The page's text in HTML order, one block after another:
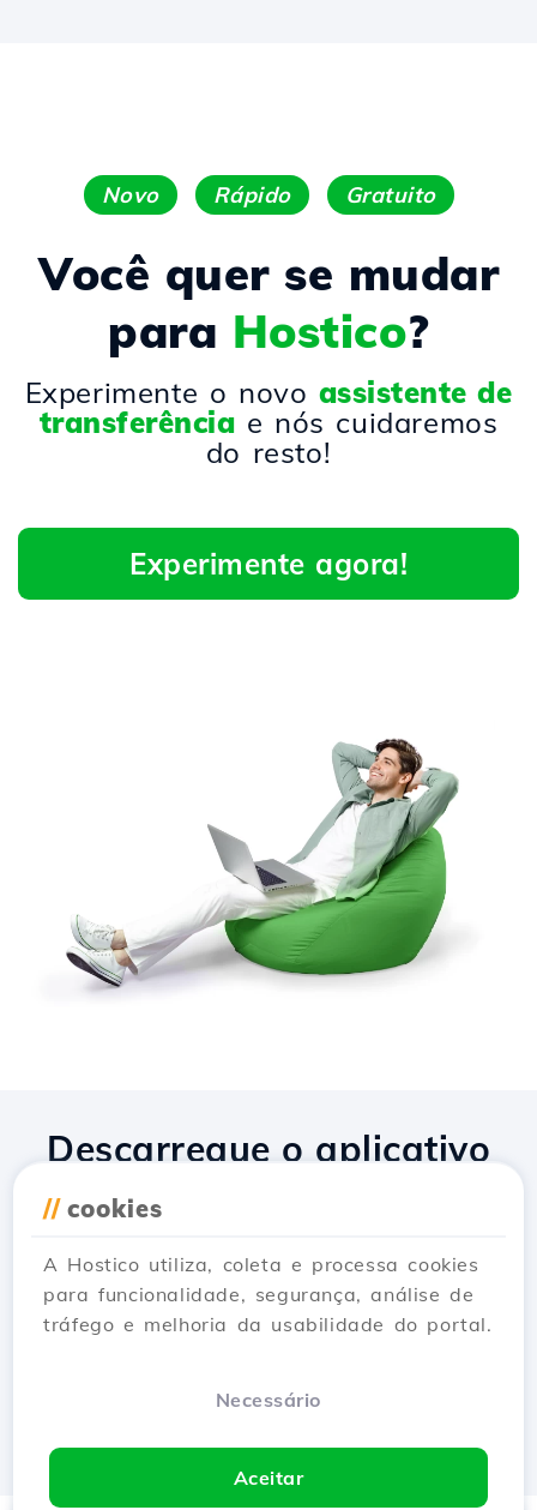
Novo Rápido Gratuito
Você quer se mudar
para Hostico?
Experimente o novo assistente de
transferência e nós cuidaremos
do resto!
Experimente agora!
// cookies
A Hostico utiliza, coleta e processa cookies
para funcionalidade, segurança, análise de
tráfego e melhoria da usabilidade do portal.
Necessário
Aceitar
Descarregue o aplicativo